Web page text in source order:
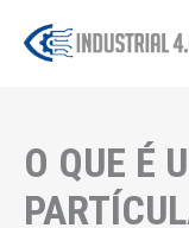
para
O QUE É